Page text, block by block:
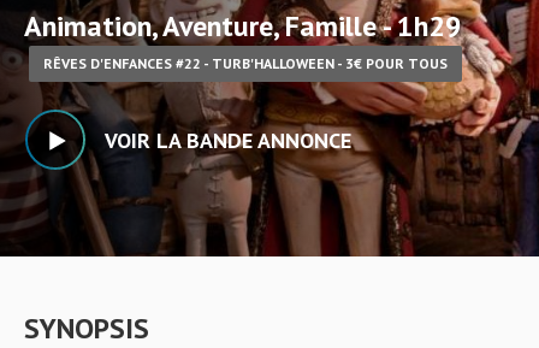
Animation, Aventure, Famille - 1h29
RÊVES D'ENFANCES #22 - TURB'HALLOWEEN - 3€ POUR TOUS
VOIR LA BANDE ANNONCE
SYNOPSIS